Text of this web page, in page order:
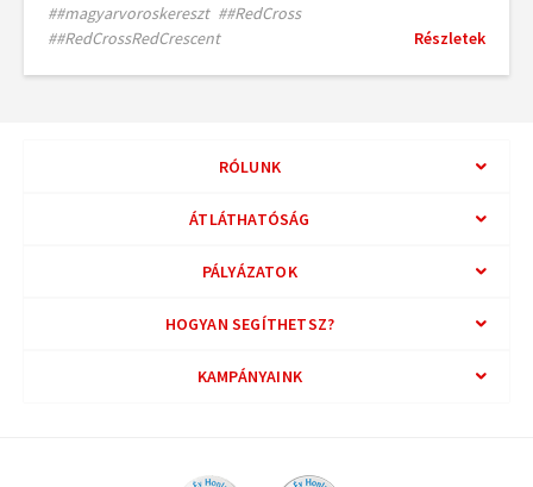
##magyarvoroskereszt ##RedCross
##RedCrossRedCrescent
Részletek
RÓLUNK
ÁTLÁTHATÓSÁG
PÁLYÁZATOK
HOGYAN SEGÍTHETSZ?
KAMPÁNYAINK